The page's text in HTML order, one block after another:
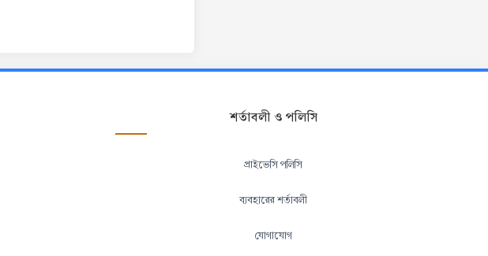
শর্তাবলী ও পলিসি
প্রাইভেসি পলিসি
ব্যবহারের শর্তাবলী
যোগাযোগ